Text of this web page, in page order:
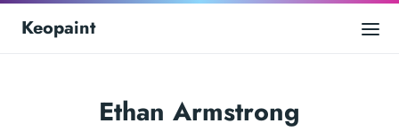
Keopaint
Ethan Armstrong